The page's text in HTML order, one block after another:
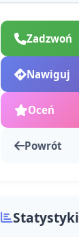
Zadzwoń
Nawiguj
Oceń
Powrót
Statystyki